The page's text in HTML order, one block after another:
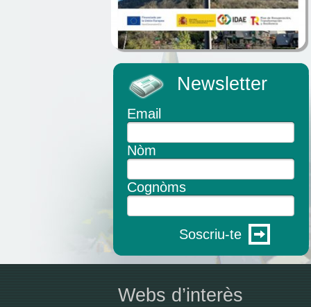
Newsletter
Email
Nòm
Cognòms
Soscriu-te
Webs d’interès